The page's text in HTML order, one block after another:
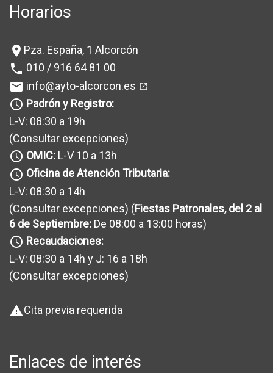
Horarios
location_on Pza. España, 1 Alcorcón
phone 010 / 916 64 81 00
mail info@ayto-alcorcon.es
query_builder Padrón y Registro:
L-V: 08:30 a 19h
(Consultar excepciones)
query_builder OMIC: L-V 10 a 13h
query_builder Oficina de Atención Tributaria:
L-V: 08:30 a 14h
(Consultar excepciones) (Fiestas Patronales, del 2 al
6 de Septiembre: De 08:00 a 13:00 horas)
query_builder Recaudaciones:
L-V: 08:30 a 14h y J: 16 a 18h
(Consultar excepciones)
warningCita previa requerida
Enlaces de interés